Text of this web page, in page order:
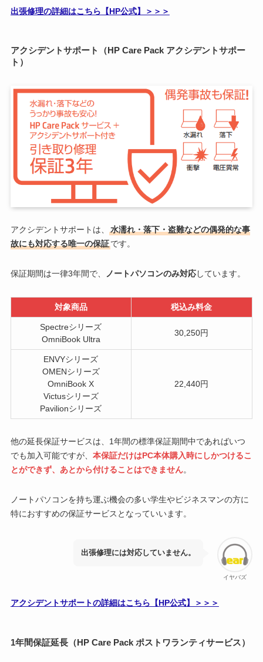
出張修理の詳細はこちら【HP公式】＞＞＞
アクシデントサポート（HP Care Pack アクシデントサポー
ト）
アクシデントサポートは、
水濡れ・落下・盗難などの偶発的な事
故にも対応する唯一の保証です。
保証期間は一律3年間で、 ノートパソコンのみ対応しています。
対象商品 税込み料金
Spectreシリーズ
OmniBook Ultra
30,250円
ENVYシリーズ
OMENシリーズ
OmniBook X
Victusシリーズ
Pavilionシリーズ
22,440円
他の延長保証サービスは、1年間の標準保証期間中であればいつ
でも加入可能ですが、 本保証だけはPC本体購入時にしかつけるこ
とができず、あとから付けることはできません。
ノートパソコンを持ち運ぶ機会の多い学生やビジネスマンの方に
特におすすめの保証サービスとなっていいます。
イヤバズ
出張修理には対応していません。
アクシデントサポートの詳細はこちら【HP公式】＞＞＞
1年間保証延長（HP Care Pack ポストワランティサービス）